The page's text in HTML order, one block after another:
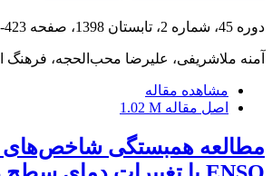
دوره 45، شماره 2، تابستان 1398، صفحه 423-440
آمنه ملاشریفی، علیرضا محب‌الحجه،
مشاهده مقاله
اصل مقاله 1.02 M